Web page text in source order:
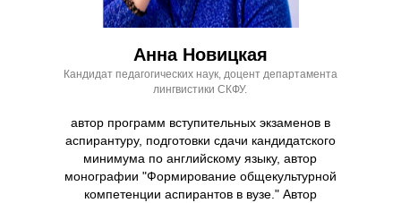
Анна Новицкая
Кандидат педагогических наук, доцент департамента
лингвистики СКФУ.
автор программ вступительных экзаменов в
аспирантуру, подготовки сдачи кандидатского
минимума по английскому языку, автор
монографии "Формирование общекультурной
компетенции аспирантов в вузе." Автор